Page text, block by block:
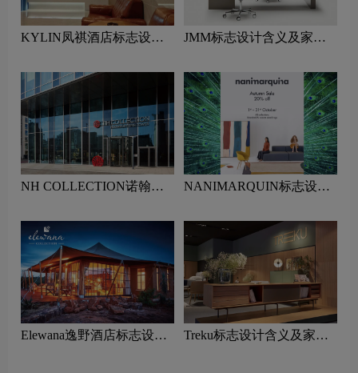
KYLIN凤祺酒店标志设计
JMM标志设计含义及家具
NH COLLECTION诺翰精
品牌设计理念
NANIMARQUIN标志设计
Elewana逸野酒店标志设计
Treku标志设计含义及家具